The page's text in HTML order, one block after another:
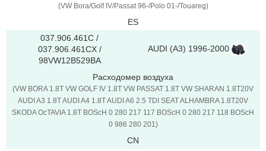
(VW Bora/Golf IV/Passat 96-/Polo 01-/Touareg)
ES
037.906.461C /
037.906.461CX /
98VW12B529BA
AUDI (A3) 1996-2000
Расходомер воздуха
(VW BORA 1.8T VW GOLF IV 1.8T VW PASSAT 1.8T VW SHARAN 1.8T20V
AUDI A3 1.8T AUDI A4 1.8T AUDI A6 2.5 TDI SEAT ALHAMBRA 1.8T20V
SKODA OcTAVIA 1.8T BOScH 0 280 217 117 BOScH 0 280 217 118 BOScH
0 986 280 201)
CN